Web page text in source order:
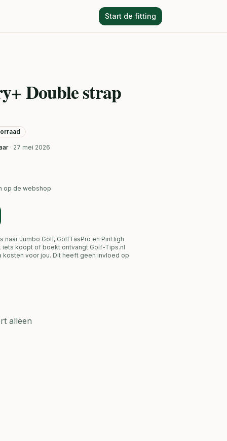
Start de fitting
Double strap
· 27 mei 2026
op de webshop
naar Jumbo Golf, GolfTasPro en PinHigh
iets koopt of boekt ontvangt Golf-Tips.nl
voor jou. Dit heeft geen invloed op
alleen